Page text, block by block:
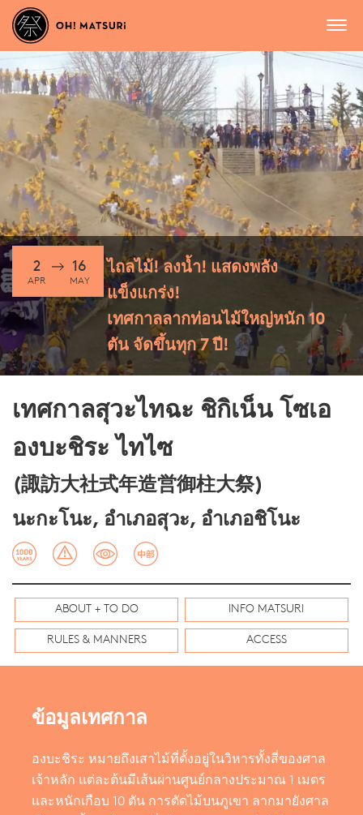
2
APR
16
MAY
ไถลไม้! ลงน้ำ! แสดงพลัง
แข็งแกร่ง!
เทศกาลลากท่อนไม้ใหญ่หนัก 10
ตัน จัดขึ้นทุก 7 ปี!
เทศกาลสุวะไทฉะ ชิกิเน็น โซเอ
องบะชิระ ไทไซ
(諏訪大社式年造営御柱大祭)
นะกะโนะ, อำเภอสุวะ, อำเภอชิโนะ
ABOUT + TO DO INFO MATSURI
RULES & MANNERS ACCESS
ข้อมูลเทศกาล
องบะชิระ หมายถึงเสาไม้ที่ตั้งอยู่ในวิหารทั้งสี่ของศาล
เจ้าหลัก แต่ละต้นมีเส้นผ่านศูนย์กลางประมาณ 1 เมตร
และหนักเกือบ 10 ตัน การตัดไม้บนภูเขา ลากมายังศาล